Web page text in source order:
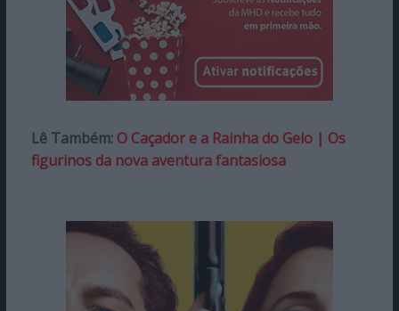
Lê Também: O Caçador e a Rainha do Gelo | Os
figurinos da nova aventura fantasiosa